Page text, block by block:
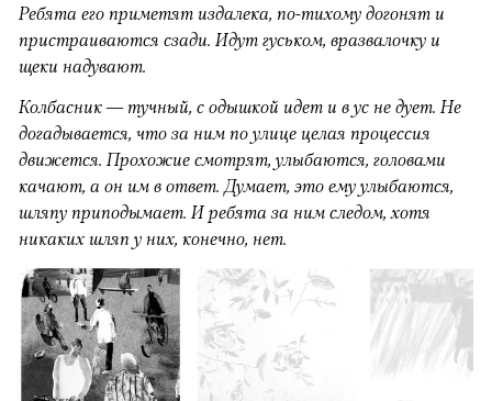
Ребята его приметят издалека, по-тихому догонят и
пристраиваются сзади. Идут гуськом, вразвалочку и
щеки надувают.
Колбасник — тучный, с одышкой идет и в ус не дует. Не
догадывается, что за ним по улице целая процессия
движется. Прохожие смотрят, улыбаются, головами
качают, а он им в ответ. Думает, это ему улыбаются,
шляпу приподымает. И ребята за ним следом, хотя
никаких шляп у них, конечно, нет.